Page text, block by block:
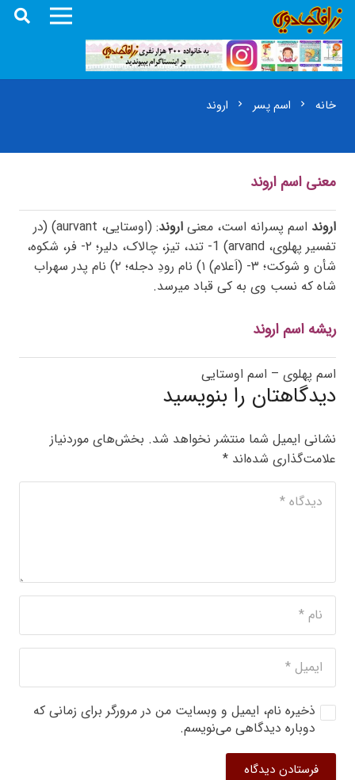
خانه chevron_right اسم پسر chevron_right اروند
معنی اسم اروند
اروند اسم پسرانه است، معنی اروند
: (اوستایی، aurvant) (در
تفسیر پهلوی، arvand) 1- تند، تیز، چالاک، دلیر؛ ۲- فر، شکوه،
شأن و شوکت؛ ۳- (اَعلام) ۱) نام رودِ دجله؛ ۲) نام پدر سهراب
شاه که نسب وی به کی قباد میرسد.
ریشه اسم اروند
اسم پهلوی – اسم اوستایی
دیدگاهتان را بنویسید
نشانی ایمیل شما منتشر نخواهد شد. بخش‌های موردنیاز
علامت‌گذاری شده‌اند *
ذخیره نام، ایمیل و وبسایت من در مرورگر برای زمانی که
دوباره دیدگاهی می‌نویسم.
فرستادن دیدگاه